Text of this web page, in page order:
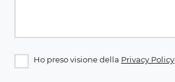
Ho preso visione della Privacy Policy